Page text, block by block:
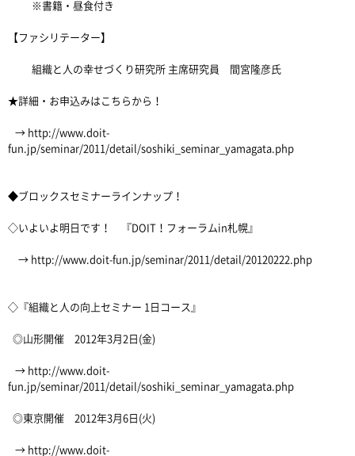
※書籍・昼食付き
【ファシリテーター】
組織と人の幸せづくり研究所 主席研究員 間宮隆彦氏
★詳細・お申込みはこちらから！
→ http://www.doit-
fun.jp/seminar/2011/detail/soshiki_seminar_yamagata.php
◆ブロックスセミナーラインナップ！
◇いよいよ明日です！ 『DOIT！フォーラムin札幌』
→ http://www.doit-fun.jp/seminar/2011/detail/20120222.php
◇『組織と人の向上セミナー 1日コース』
◎山形開催 2012年3月2日(金)
→ http://www.doit-
fun.jp/seminar/2011/detail/soshiki_seminar_yamagata.php
◎東京開催 2012年3月6日(火)
→ http://www.doit-